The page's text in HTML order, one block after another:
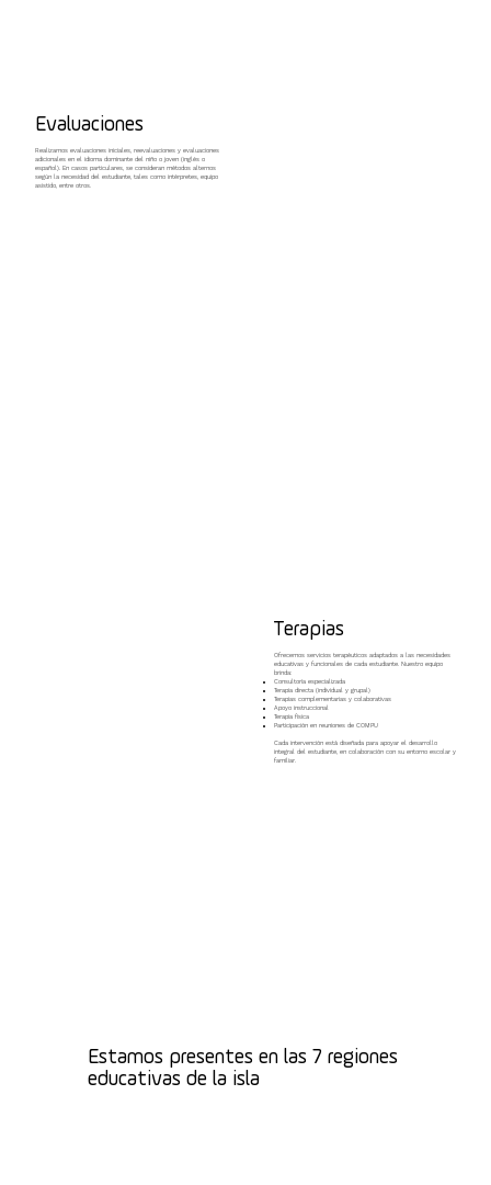
Evaluaciones
Realizamos evaluaciones iniciales, reevaluaciones y evaluaciones
adicionales en el idioma dominante del niño o joven (inglés o
español). En casos particulares, se consideran métodos alternos
según la necesidad del estudiante, tales como intérpretes, equipo
asistido, entre otros.
Terapias
Ofrecemos servicios terapéuticos adaptados a las necesidades
educativas y funcionales de cada estudiante. Nuestro equipo
brinda:
Consultoría especializada
Terapia directa (individual y grupal)
Terapias complementarias y colaborativas
Apoyo instruccional
Terapia física
Participación en reuniones de COMPU
Cada intervención está diseñada para apoyar el desarrollo
integral del estudiante, en colaboración con su entorno escolar y
familiar.
Estamos presentes en las 7 regiones
educativas de la isla